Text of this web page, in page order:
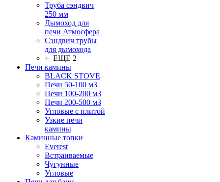
Труба сэндвич
250 мм
Дымоход для
печи Атмосфера
Сэндвич трубы
для дымохода
+ ЕЩЕ 2
Печи камины
BLACK STOVE
Печи 50-100 м3
Печи 100-200 м3
Печи 200-500 м3
Угловые с плитой
Узкие печи
камины
Каминные топки
Everest
Встраиваемые
Чугунные
Угловые